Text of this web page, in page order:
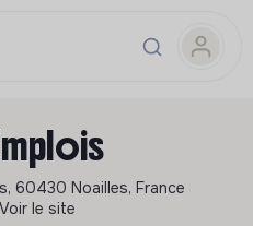
60430 Noailles, France
Voir le site